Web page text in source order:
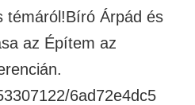
témáról!Bíró Árpád és
az Építem az
6ad72e4dc5